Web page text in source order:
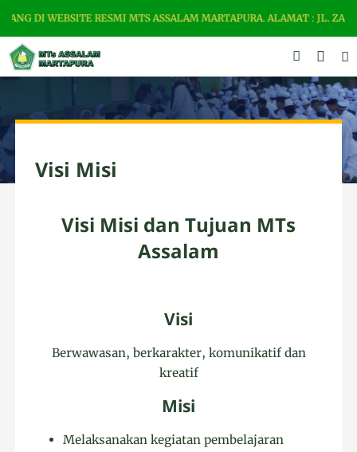
DI WEBSITE RESMI MTS ASSALAM MARTAPURA. ALAMAT : JL.
Visi Misi
Visi Misi dan Tujuan MTs
Assalam
Visi
Berwawasan, berkarakter, komunikatif dan
kreatif
Misi
Melaksanakan kegiatan pembelajaran